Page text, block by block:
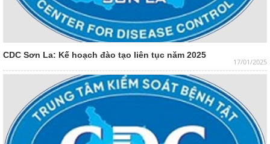
17/01/2025
CDC Sơn La: Kế hoạch đào tạo liên tục năm 2025